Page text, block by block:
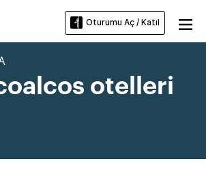
Oturumu Aç / Katıl
otelleri